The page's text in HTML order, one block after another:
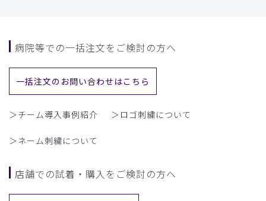
病院等での一括注文をご検討の方へ
一括注文のお問い合わせはこちら
＞チーム導入事例紹介 ＞ロゴ刺繍について
＞ネーム刺繍について
店舗での試着・購入をご検討の方へ